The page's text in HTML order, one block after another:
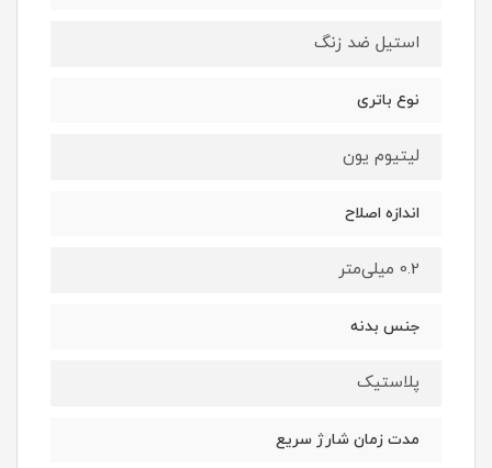
استیل ضد زنگ
نوع باتری
لیتیوم یون
اندازه اصلاح
0.2 میلی‌متر
جنس بدنه
پلاستیک
مدت زمان شارژ سریع